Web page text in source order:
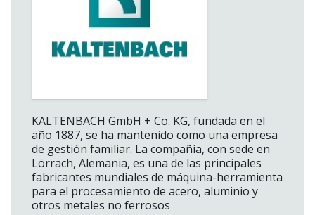
KALTENBACH GmbH + Co. KG, fundada en el
año 1887, se ha mantenido como una empresa
de gestión familiar. La compañía, con sede en
Lörrach, Alemania, es una de las principales
fabricantes mundiales de máquina-herramienta
para el procesamiento de acero, aluminio y
otros metales no ferrosos